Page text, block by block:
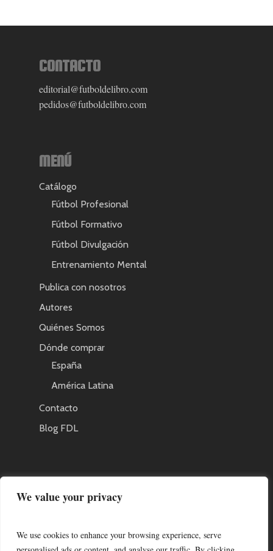
We value your privacy
We use cookies to enhance your browsing experience, serve
CONTACTO
editorial@futboldelibro.com
pedidos@futboldelibro.com
MENÚ
Catálogo
Fútbol Profesional
Fútbol Formativo
Fútbol Divulgación
Entrenamiento Mental
Publica con nosotros
Autores
Quiénes Somos
Dónde comprar
España
América Latina
Contacto
Blog FDL